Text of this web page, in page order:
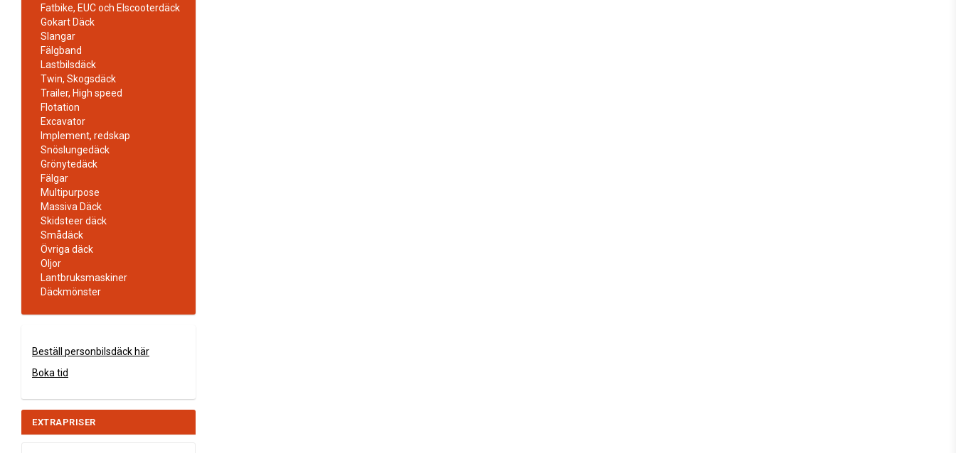
Fatbike, EUC och Elscooterdäck
Gokart Däck
Slangar
Fälgband
Lastbilsdäck
Twin, Skogsdäck
Trailer, High speed
Flotation
Excavator
Implement, redskap
Snöslungedäck
Grönytedäck
Fälgar
Multipurpose
Massiva Däck
Skidsteer däck
Smådäck
Övriga däck
Oljor
Lantbruksmaskiner
Däckmönster
Beställ personbilsdäck här
Boka tid
EXTRAPRISER